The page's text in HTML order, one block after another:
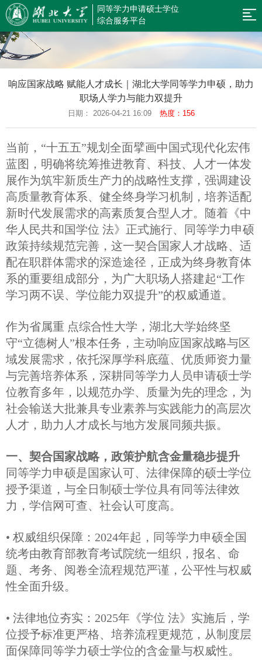
同等学力申请硕士学位
综合服务平台
网
站
新
闻
公
规
章
招
章
云
课
堂
辅
平
台
信
息
查
询
同
等
学
力
申
硕
在
职
研
究
生
返
回
首
页
响应国家战略 赋能人才成长｜湖北大学同等学力申硕，助力
职场人学力与能力双提升
日期： 2026-04-21 16:09 热度：156
当前，“十五五”规划全面擘画中国式现代化宏伟
蓝图，明确将统筹推进教育、科技、人才一体发
展作为筑牢新质生产力的战略性支撑，强调建设
高质量教育体系、健全终身学习机制，培养适配
新时代发展需求的高素质复合型人才。随着《中
华人民共和国学位 法》正式施行、同等学力申硕
政策持续规范完善，这一契合国家人才战略、适
配在职群体需求的深造途径，正成为终身教育体
系的重要组成部分，为广大职场人搭建起“工作
学习两不误、学位能力双提升”的权威通道。
作为省属重 点综合性大学，湖北大学始终坚
守“立德树人”根本任务，主动响应国家战略与区
域发展需求，依托深厚学科底蕴、优质师资力量
与完善培养体系，深耕同等学力人员申请硕士学
位教育多年，以规范办学、质量为先的理念，为
社会输送大批兼具专业素养与实践能力的高层次
人才，助力人才成长与地方发展同频共振。
一、契合国家战略，政策护航含金量稳步提升
同等学力申硕是国家认可、法律保障的硕士学位
授予渠道，与全日制硕士学位具有同等法律效
力，学信网可查、社会认可度高。
• 权威组织保障：2024年起，同等学力申硕全国
统考由教育部教育考试院统一组织，报名、命
题、考务、阅卷全流程规范严谨，公平性与权威
性全面升级。
• 法律地位夯实：2025年《学位 法》实施后，学
位授予标准更严格、培养流程更规范，从制度层
面保障同等学力硕士学位的含金量与权威性。